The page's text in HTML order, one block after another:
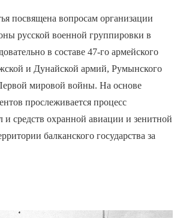
посвящена вопросам организации
русской военной группировки в
в составе 47-го армейского
и Дунайской армий, Румынского
мировой войны. На основе
прослеживается процесс
и средств охранной авиации и зенитной
балканского государства за